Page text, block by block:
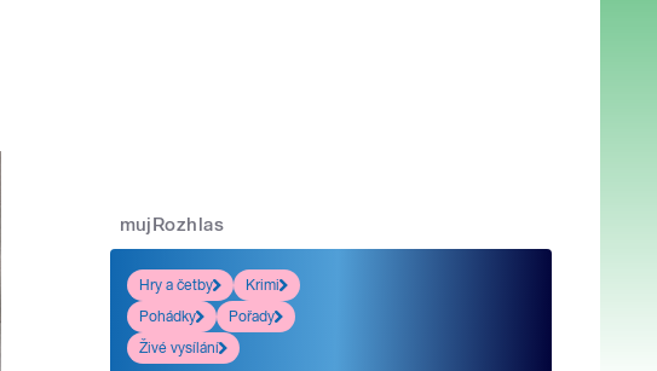
mujRozhlas
Hry a četby
Krimi
Pohádky
Pořady
Živé vysílání